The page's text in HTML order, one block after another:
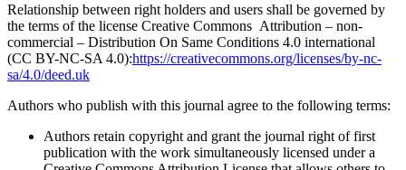
Relationship between right holders and users shall be governed by
the terms of the license Creative Commons Attribution – non-
commercial – Distribution On Same Conditions 4.0 international
(CC BY-NC-SA 4.0):https://creativecommons.org/licenses/by-nc-
sa/4.0/deed.uk
Authors who publish with this journal agree to the following terms:
Authors retain copyright and grant the journal right of first
publication with the work simultaneously licensed under a